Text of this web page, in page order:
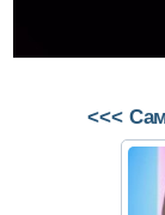
<<<